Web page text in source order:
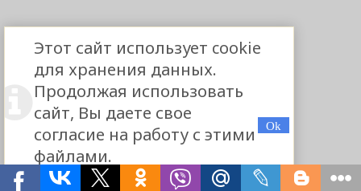
Этот сайт использует cookie
для хранения данных.
Продолжая использовать
сайт, Вы даете свое
согласие на работу с этими
файлами.